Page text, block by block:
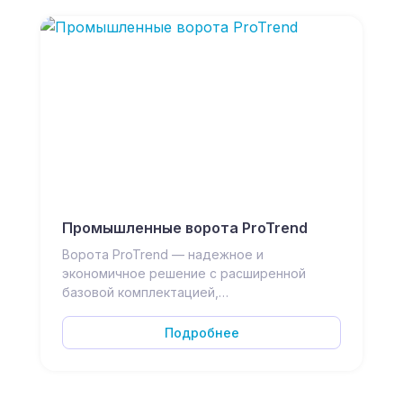
Промышленные ворота ProTrend
Ворота ProTrend — надежное и
экономичное решение с расширенной
базовой комплектацией,…
Подробнее